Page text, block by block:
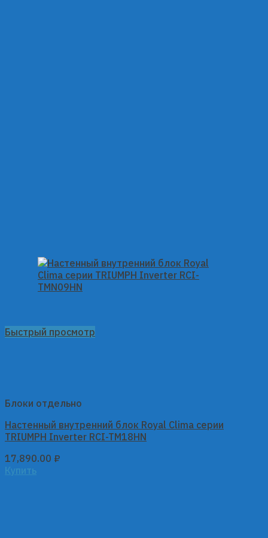
Быстрый просмотр
Блоки отдельно
Настенный внутренний блок Royal Clima серии
TRIUMPH Inverter RCI-TM18HN
17,890.00 ₽
Купить